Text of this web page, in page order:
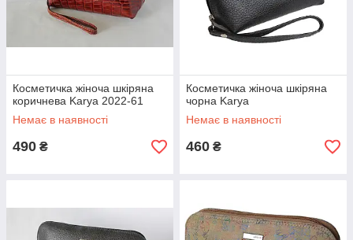
Косметичка жіноча шкіряна
коричнева Karya 2022-61
Немає в наявності
490 ₴
Косметичка жіноча шкіряна
чорна Karya
Немає в наявності
460 ₴